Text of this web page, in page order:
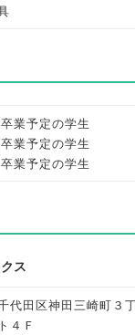
業予定の学生
業予定の学生
業予定の学生
ス
代田区神田三崎町３
４Ｆ